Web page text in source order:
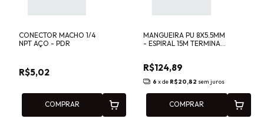
CONECTOR MACHO 1/4
NPT AÇO - PDR
R$5,02
COMPRAR
MANGUEIRA PU 8X5.5MM
- ESPIRAL 15M TERMINAL
R$124,89
6 x de R$20,82 sem juros
COMPRAR